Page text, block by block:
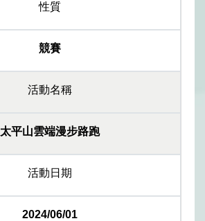
性質
競賽
活動名稱
太平山雲端漫步路跑
活動日期
2024/06/01